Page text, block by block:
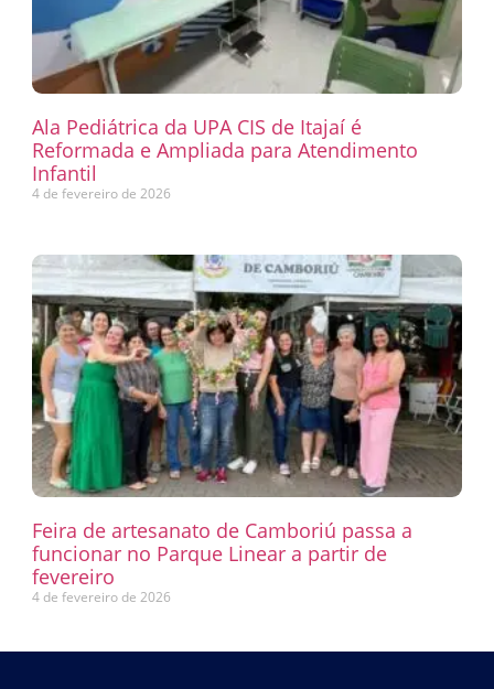
Ala Pediátrica da UPA CIS de Itajaí é
Reformada e Ampliada para Atendimento
Infantil
4 de fevereiro de 2026
Feira de artesanato de Camboriú passa a
funcionar no Parque Linear a partir de
fevereiro
4 de fevereiro de 2026